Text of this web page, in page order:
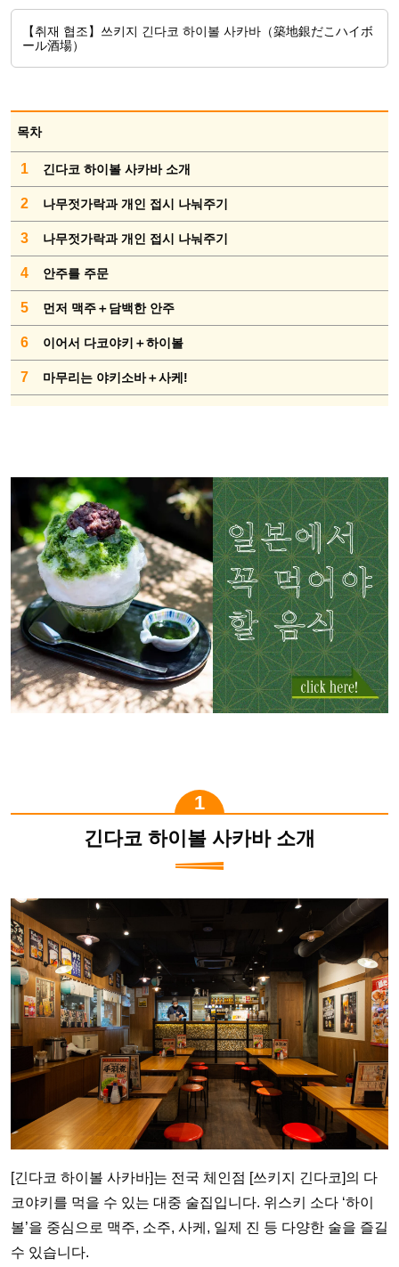
【취재 협조】쓰키지 긴다코 하이볼 사카바（築地銀だこハイボ
ール酒場）
목차
1 긴다코 하이볼 사카바 소개
2 나무젓가락과 개인 접시 나눠주기
3 나무젓가락과 개인 접시 나눠주기
4 안주를 주문
5 먼저 맥주＋담백한 안주
6 이어서 다코야키＋하이볼
7 마무리는 야키소바＋사케!
긴다코 하이볼 사카바 소개
[긴다코 하이볼 사카바]는 전국 체인점 [쓰키지 긴다코]의 다
코야키를 먹을 수 있는 대중 술집입니다. 위스키 소다 ‘하이
볼’을 중심으로 맥주, 소주, 사케, 일제 진 등 다양한 술을 즐길
수 있습니다.